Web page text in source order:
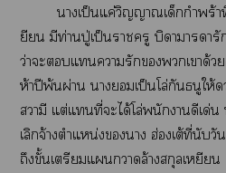
าเป็นแค่วิญญาณเด็กกำพร้า
ยียน มีท่านปู่เป็นาครู บิดาาารั
ว่าะแารักเาด้ว
ห้าปีพ้นผ่าน าเป็นโล่กันธนูให้
สวามี แต่แที่ะได้โล่พนักงานดีเด่
เลิกจ้างตำแหน่งา ฮ่องเต้ที่นับ
ถึงขั้นเตรียมแาล้างสกุลเหยียน